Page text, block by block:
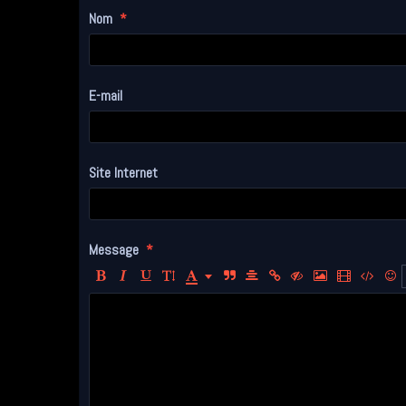
Nom
E-mail
Site Internet
Message